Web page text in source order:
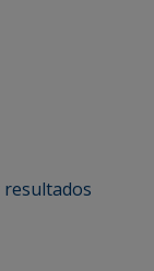
resultados